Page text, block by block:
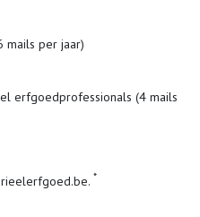
mails per jaar)
erfgoedprofessionals (4 mails